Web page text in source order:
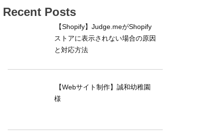
Recent Posts
【Shopify】Judge.meがShopify
ストアに表示されない場合の原因
と対応方法
【Webサイト制作】誠和幼稚園
様